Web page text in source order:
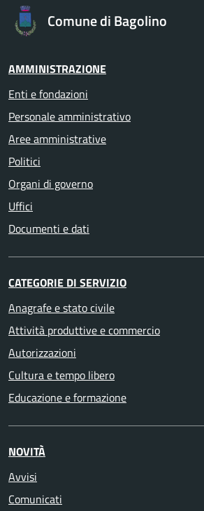
Comune di Bagolino
AMMINISTRAZIONE
Enti e fondazioni
Personale amministrativo
Aree amministrative
Politici
Organi di governo
Uffici
Documenti e dati
CATEGORIE DI SERVIZIO
Anagrafe e stato civile
Attività produttive e commercio
Autorizzazioni
Cultura e tempo libero
Educazione e formazione
NOVITÀ
Avvisi
Comunicati